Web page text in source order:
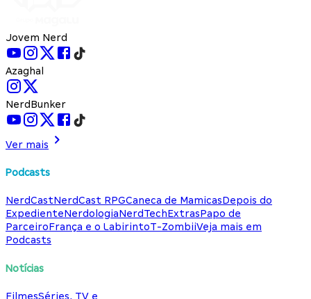
Jovem Nerd
Azaghal
NerdBunker
Ver mais
Podcasts
NerdCastNerdCast RPGCaneca de MamicasDepois do
ExpedienteNerdologiaNerdTechExtrasPapo de
ParceiroFrança e o LabirintoT-ZombiiVeja mais em
Podcasts
Notícias
FilmesSéries, TV e